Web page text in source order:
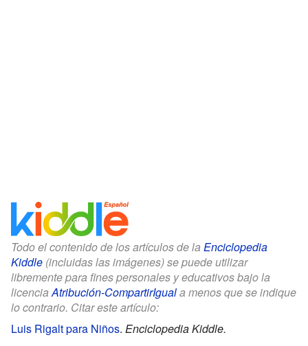
Todo el contenido de los artículos de la Enciclopedia
Kiddle (incluidas las imágenes) se puede utilizar
libremente para fines personales y educativos bajo la
licenciaAtribución-CompartirIguala menos que se indique
lo contrario. Citar este artículo:
Luis Rigalt para Niños. Enciclopedia Kiddle.